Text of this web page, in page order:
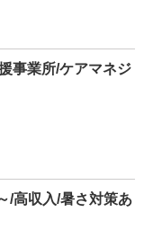
事業所/ケアマネジ
/高収入/暑さ対策あ